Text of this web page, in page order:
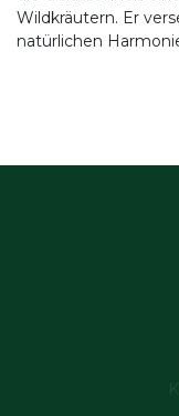
Wildkräutern. Er
natürlichen